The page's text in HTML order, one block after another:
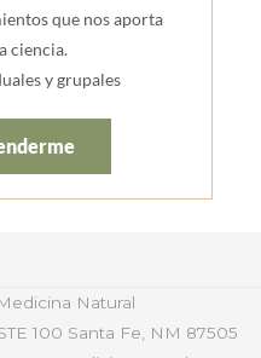
que nos aporta
ciencia.
y grupales
Natural
100 Santa Fe, NM 87505